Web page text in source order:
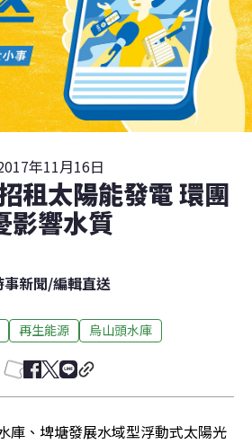
年11月16日
租太陽能發電 環團
影響水質
事新聞/編輯直送
再生能源 烏山頭水庫
庫、埤塘發展水域型浮動式太陽光